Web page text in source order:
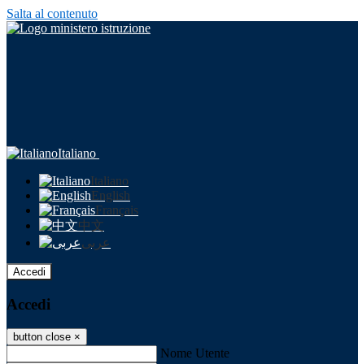
Salta al contenuto
Italiano
Italiano
English
Français
中文
عربى
Accedi
Accedi
button close ×
Nome Utente